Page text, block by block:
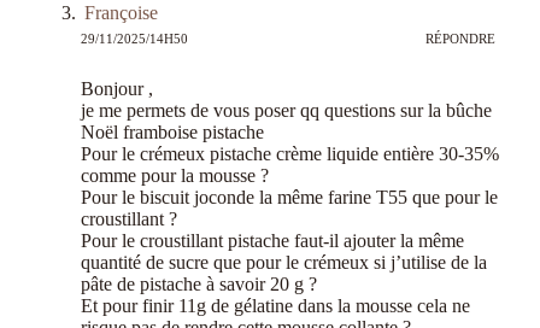
Françoise
29/11/2025/14H50 RÉPONDRE
Bonjour ,
je me permets de vous poser qq questions sur la bûche
Noël framboise pistache
Pour le crémeux pistache crème liquide entière 30-35%
comme pour la mousse ?
Pour le biscuit joconde la même farine T55 que pour le
croustillant ?
Pour le croustillant pistache faut-il ajouter la même
quantité de sucre que pour le crémeux si j’utilise de la
pâte de pistache à savoir 20 g ?
Et pour finir 11g de gélatine dans la mousse cela ne